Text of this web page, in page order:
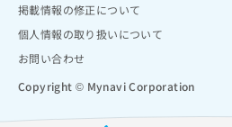
掲載情報の修正について
個人情報の取り扱いについて
お問い合わせ
Copyright © Mynavi Corporation